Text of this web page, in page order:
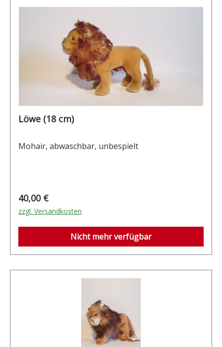
Löwe (18 cm)
Mohair, abwaschbar, unbespielt
Regulärer Preis:
40,00 €
zzgl. Versandkosten
Nicht mehr verfügbar